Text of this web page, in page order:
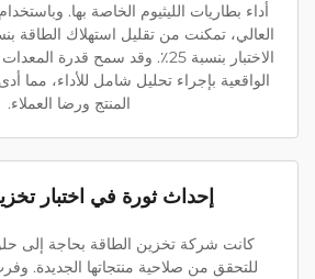
أداء بطاريات الليثيوم الخاصة بها.
الاختبار بنسبة 25٪. وقد سمح
الواقعية بإجراء تحليل شامل للأداء، مما
المنتج ورضا العملاء.
إحداث ثورة في اختبار
كانت شركة تخزين الطاقة بحاجة إلى
للتحقق من صلاحية منتجاتها الجديدة. وفرت